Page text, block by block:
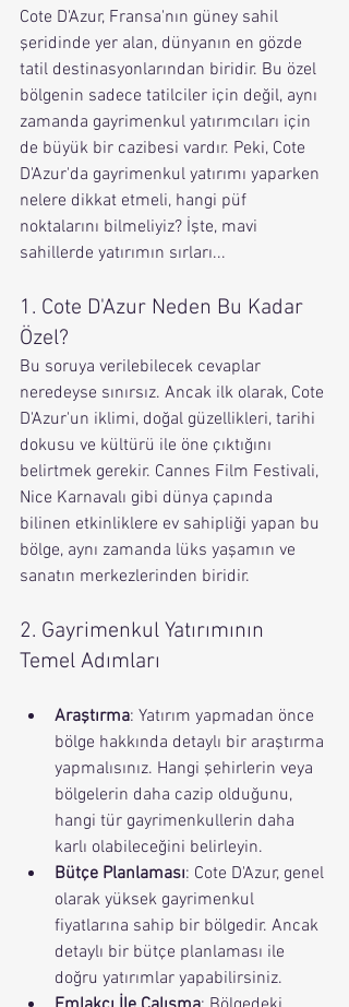
Cote D'Azur, Fransa'nın güney sahil
şeridinde yer alan, dünyanın en gözde
tatil destinasyonlarından biridir. Bu özel
bölgenin sadece tatilciler için değil, aynı
zamanda gayrimenkul yatırımcıları için
de büyük bir cazibesi vardır. Peki, Cote
D'Azur'da gayrimenkul yatırımı yaparken
nelere dikkat etmeli, hangi püf
noktalarını bilmeliyiz? İşte, mavi
sahillerde yatırımın sırları...
1. Cote D'Azur Neden Bu Kadar
Özel?
Bu soruya verilebilecek cevaplar
neredeyse sınırsız. Ancak ilk olarak, Cote
D'Azur'un iklimi, doğal güzellikleri, tarihi
dokusu ve kültürü ile öne çıktığını
belirtmek gerekir. Cannes Film Festivali,
Nice Karnavalı gibi dünya çapında
bilinen etkinliklere ev sahipliği yapan bu
bölge, aynı zamanda lüks yaşamın ve
sanatın merkezlerinden biridir.
2. Gayrimenkul Yatırımının
Temel Adımları
Araştırma: Yatırım yapmadan önce
bölge hakkında detaylı bir araştırma
yapmalısınız. Hangi şehirlerin veya
bölgelerin daha cazip olduğunu,
hangi tür gayrimenkullerin daha
karlı olabileceğini belirleyin.
Bütçe Planlaması: Cote D'Azur, genel
olarak yüksek gayrimenkul
fiyatlarına sahip bir bölgedir. Ancak
detaylı bir bütçe planlaması ile
doğru yatırımlar yapabilirsiniz.